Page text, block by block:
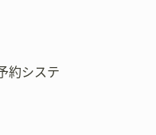
約システ